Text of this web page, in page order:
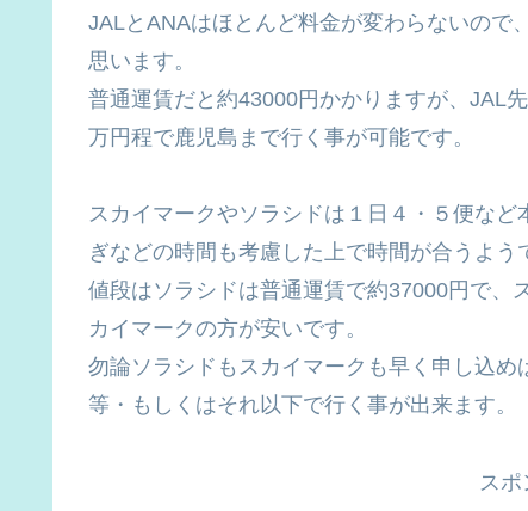
JALとANAはほとんど料金が変わらないので
思います。
普通運賃だと約43000円かかりますが、JAL
万円程で鹿児島まで行く事が可能です。
スカイマークやソラシドは１日４・５便な
ぎなどの時間も考慮した上で時間が合うよう
値段はソラシドは普通運賃で約37000円で、
カイマークの方が安いです。
勿論ソラシドもスカイマークも早く申し込
等・もしくはそれ以下で行く事が出来ます。
ス